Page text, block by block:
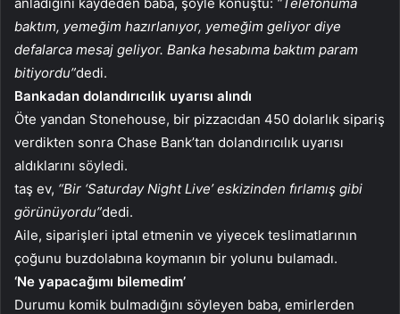
baktım, yemeğim hazırlanıyor, yemeğim geliyor diye
defalarca mesaj geliyor. Banka hesabıma baktım param
bitiyordu”dedi.
Bankadan dolandırıcılık uyarısı alındı
Öte yandan Stonehouse, bir pizzacıdan 450 dolarlık sipariş
verdikten sonra Chase Bank’tan dolandırıcılık uyarısı
aldıklarını söyledi.
taş ev, “Bir ‘Saturday Night Live’ eskizinden fırlamış gibi
görünüyordu”dedi.
Aile, siparişleri iptal etmenin ve yiyecek teslimatlarının
çoğunu buzdolabına koymanın bir yolunu bulamadı.
‘Ne yapacağımı bilemedim’
Durumu komik bulmadığını söyleyen baba, emirlerden